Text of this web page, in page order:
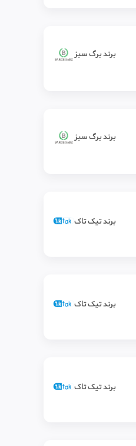
برند برگ سبز
برند برگ سبز
برند تیک‌ تاک
برند تیک‌ تاک
برند تیک‌ تاک